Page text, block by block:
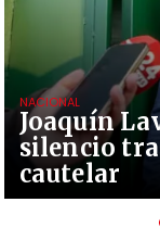
Joaquín
silencio
cautelar
NACIONAL